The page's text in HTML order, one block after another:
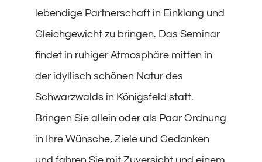
lebendige Partnerschaft in Einklang und
Gleichgewicht zu bringen. Das Seminar
findet in ruhiger Atmosphäre mitten in
der idyllisch schönen Natur des
Schwarzwalds in Königsfeld statt.
Bringen Sie allein oder als Paar Ordnung
in Ihre Wünsche, Ziele und Gedanken